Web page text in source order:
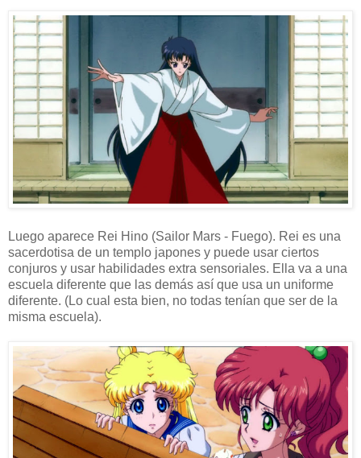
Luego aparece Rei Hino (Sailor Mars - Fuego). Rei es una
sacerdotisa de un templo japones y puede usar ciertos
conjuros y usar habilidades extra sensoriales. Ella va a una
escuela diferente que las demás así que usa un uniforme
diferente. (Lo cual esta bien, no todas tenían que ser de la
misma escuela).